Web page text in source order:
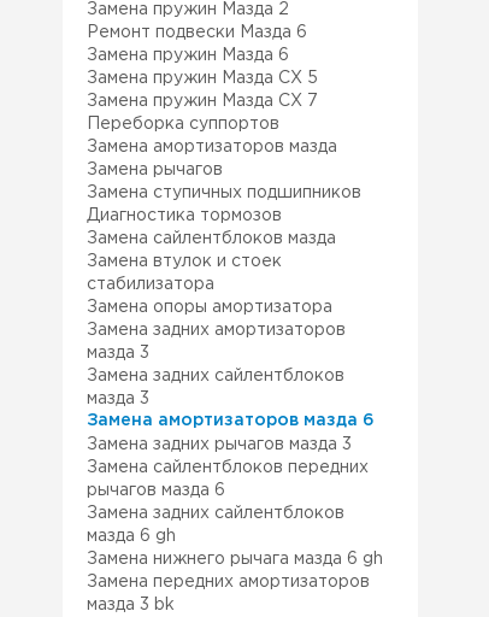
Замена пружин Мазда 2
Ремонт подвески Мазда 6
Замена пружин Мазда 6
Замена пружин Мазда СХ 5
Замена пружин Мазда СХ 7
Переборка суппортов
Замена амортизаторов мазда
Замена рычагов
Замена ступичных подшипников
Диагностика тормозов
Замена сайлентблоков мазда
Замена втулок и стоек
стабилизатора
Замена опоры амортизатора
Замена задних амортизаторов
мазда 3
Замена задних сайлентблоков
мазда 3
Замена амортизаторов мазда 6
Замена задних рычагов мазда 3
Замена сайлентблоков передних
рычагов мазда 6
Замена задних сайлентблоков
мазда 6 gh
Замена нижнего рычага мазда 6 gh
Замена передних амортизаторов
мазда 3 bk